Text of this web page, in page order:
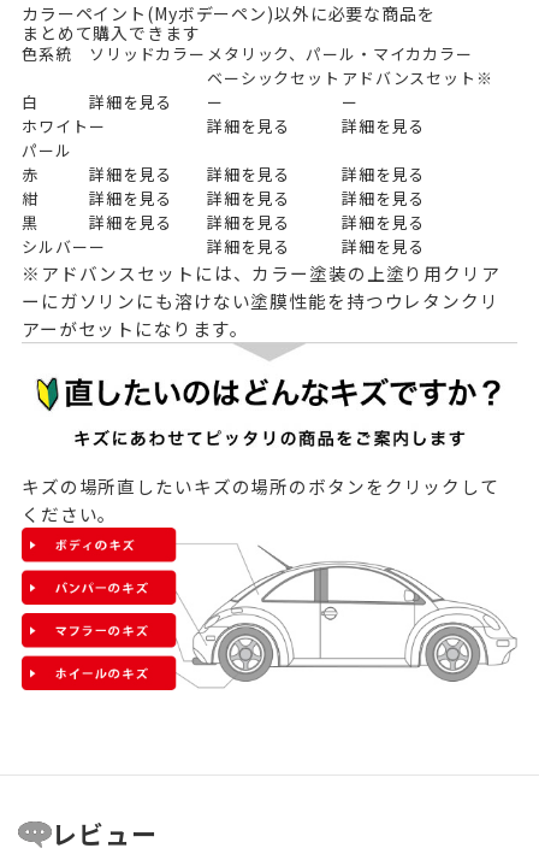
カラーペイント(Myボデーペン)以外に必要な商品を
まとめて購入できます
色系統 ソリッドカラー メタリック、パール・マイカカラー
ベーシックセット アドバンスセット※
白
詳細を見る ー
ー
ホワイト
パール
ー 詳細を見る 詳細を見る
赤 詳細を見る 詳細を見る
詳細を見る
紺
詳細を見る 詳細を見る
詳細を見る
黒
詳細を見る 詳細を見る
詳細を見る
シルバーー 詳細を見る 詳細を見る
※アドバンスセットには、カラー塗装の上塗り用クリア
ーにガソリンにも溶けない塗膜性能を持つウレタンクリ
アーがセットになります。
キズの場所直したいキズの場所のボタンをクリックして
ください。
レビュー